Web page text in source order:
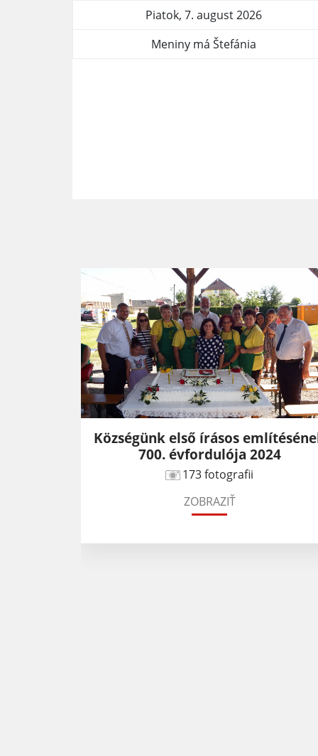
Piatok, 7. august 2026
Meniny má Štefánia
Községünk első írásos
700. évfordulója 2024
173 fotografii
ZOBRAZIŤ